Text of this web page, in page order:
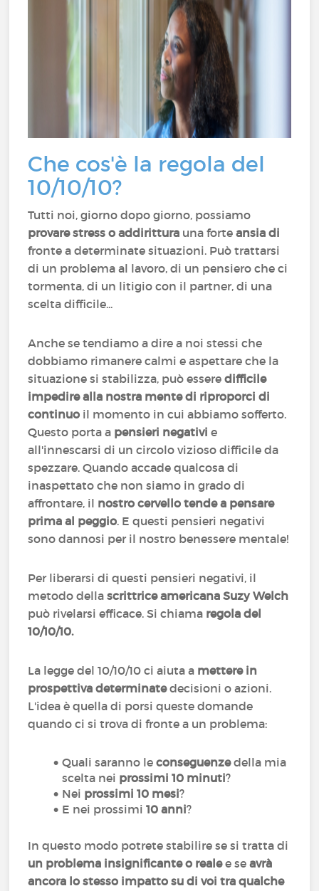
Che cos'è la regola del
10/10/10?
Tutti noi, giorno dopo giorno, possiamo
provare stress o addirittura una forteansia di
fronte a determinate situazioni. Può trattarsi
di un problema al lavoro, di un pensiero che ci
tormenta, di un litigio con il partner, di una
scelta difficile...
Anche se tendiamo a dire a noi stessi che
dobbiamo rimanere calmi e aspettare che la
situazione si stabilizza, può esseredifficile
impedire alla nostra mente di riproporci di
continuo il momento in cui abbiamo sofferto.
Questo porta a pensieri negativie
all'innescarsi di un circolo vizioso difficile da
spezzare. Quando accade qualcosa di
inaspettato che non siamo in grado di
affrontare, il nostro cervello tende a pensare
prima al peggio. E questi pensieri negativi
sono dannosi per il nostro benessere mentale!
Per liberarsi di questi pensieri negativi, il
metodo dellascrittrice americana Suzy Welch
può rivelarsi efficace. Si chiama regola del
10/10/10.
La legge del 10/10/10 ci aiuta a mettere in
prospettiva determinatedecisioni o azioni.
L'idea è quella di porsi queste domande
quando ci si trova di fronte a un problema:
Quali saranno leconseguenzedella mia
scelta nei prossimi 10 minuti?
Nei prossimi 10 mesi?
E nei prossimi10 anni?
In questo modo potrete stabilire se si tratta di
un problema insignificante o realee seavrà
ancora lo stesso impatto su di voi tra qualche